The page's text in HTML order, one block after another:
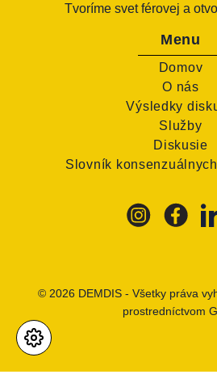
Tvoríme svet férovej a
Menu
Domov
O nás
Výsledky
Služby
Diskusie
Slovník
© 2026 DEMDIS- Všetky práva
prostredníctvom